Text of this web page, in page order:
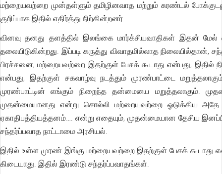
மற்றையவற்றை முன்தள்ளும் தமிழினவாத மற்றும் சுரண்டல்
குறிப்பாக இதில் எதிர்த்து நிற்கின்றனர்.
வினவு தனது தளத்தில் இலங்கை மார்க்சியவாதிகள் இதன்
தலையிடுகின்றது. இப்படி கருத்து விவாதமில்லாத
பிரச்சனை, மற்றையவற்றை இதற்குள் பேசக் கூடாது என்பது, இதில்
என்பது, இதற்குள் சகவாழ்வு நடத்தும் முரண்பாட்டை
முரண்பாட்டின் எங்கும் நிறைந்த தன்மையை மறுத்தலாகும்.
முதன்மையானது என்று சொல்லி மற்றையவற்றை ஓடுக்கிய அதே
ஏகாதிபத்தியத்தனம்…. என்று எதையும், முதன்மையான தேசிய
சந்தர்ப்பவாத நாட்டாமை அரசியல்.
இதில் உள்ள முரண் இங்கு மற்றையவற்றை இதற்குள் பேசக் கூடாது
கிடையாது. இதில் இரண்டு சந்தர்ப்பவாதங்கள்.